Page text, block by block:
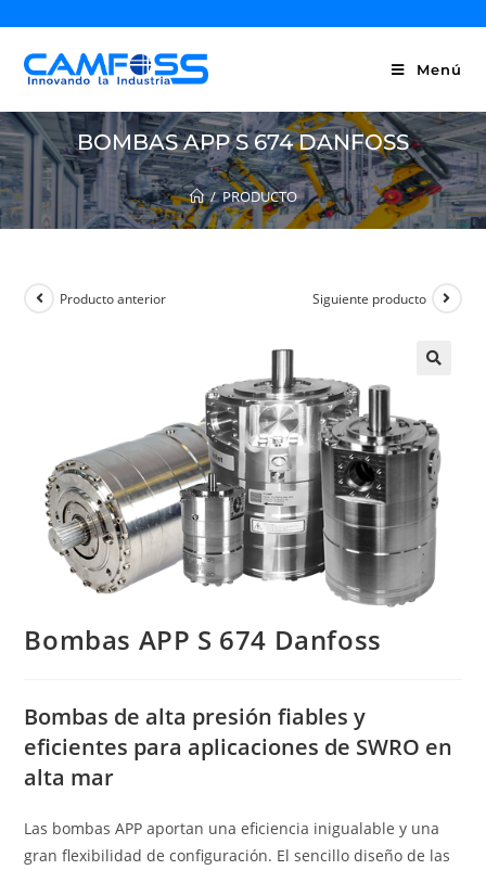
Menú
BOMBAS APP S 674 DANFOSS
/ PRODUCTO
Producto anterior Siguiente producto
Bombas APP S 674 Danfoss
Bombas de alta presión fiables y
eficientes para aplicaciones de SWRO en
alta mar
Las bombas APP aportan una eficiencia inigualable y una
gran flexibilidad de configuración. El sencillo diseño de las